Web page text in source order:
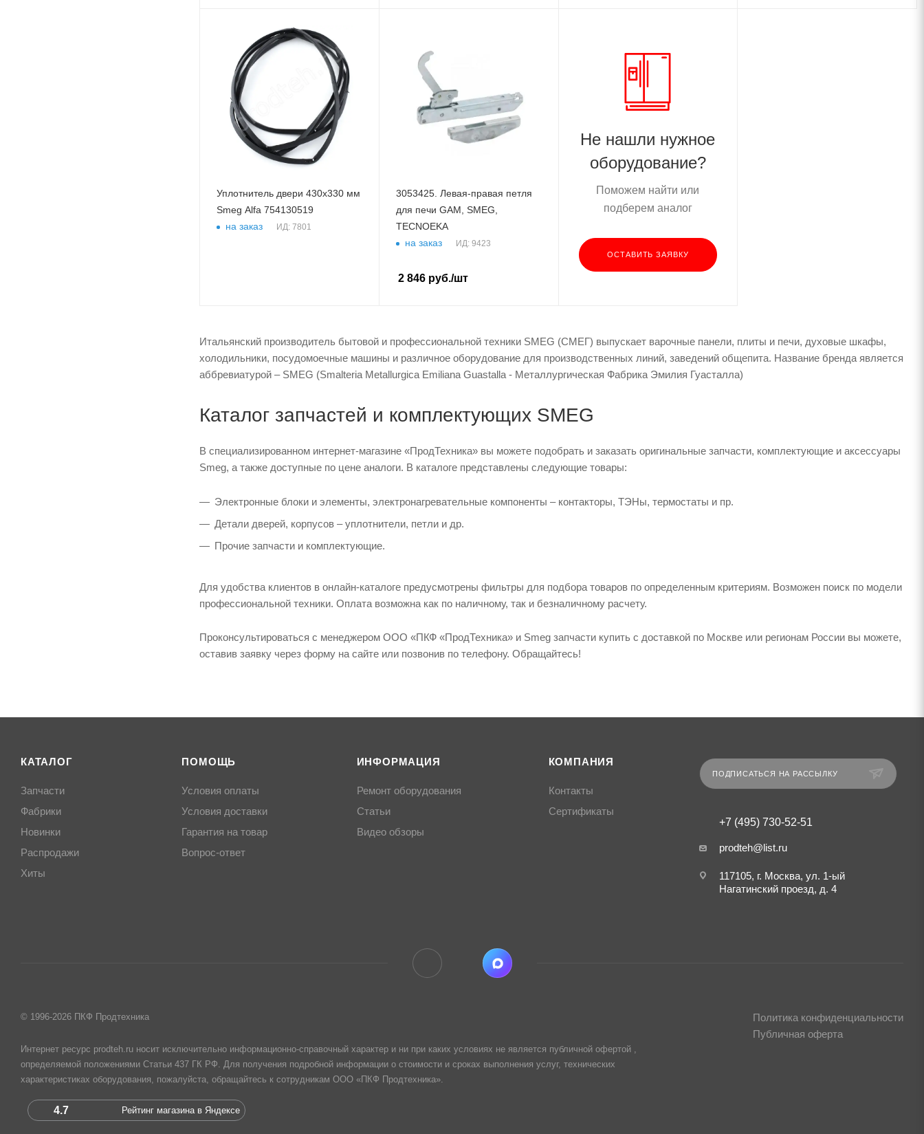
Уплотнитель двери 430х330 мм
Smeg Alfa 754130519
на заказ
ИД: 7801
3053425. Левая-правая петля
для печи GAM, SMEG,
TECNOEKA
на заказ
ИД: 9423
2 846руб./шт
Не нашли нужное
оборудование?
Поможем найти или
подберем аналог
ОСТАВИТЬ ЗАЯВКУ
Итальянский производитель бытовой и профессиональной техники SMEG (СМЕГ) выпускает варочные панели, плиты и печи, духовые шкафы,
холодильники, посудомоечные машины и различное оборудование для производственных линий, заведений общепита. Название бренда является
аббревиатурой – SMEG (Smalteria Metallurgica Emiliana Guastalla - Металлургическая Фабрика Эмилия Гуасталла)
Каталог запчастей и комплектующих SMEG
В специализированном интернет-магазине «ПродТехника» вы можете подобрать и заказать оригинальные запчасти, комплектующие и аксессуары
Smeg, а также доступные по цене аналоги. В каталоге представлены следующие товары:
Электронные блоки и элементы, электронагревательные компоненты – контакторы, ТЭНы, термостаты и пр.
Детали дверей, корпусов – уплотнители, петли и др.
Прочие запчасти и комплектующие.
Для удобства клиентов в онлайн-каталоге предусмотрены фильтры для подбора товаров по определенным критериям. Возможен поиск по модели
профессиональной техники. Оплата возможна как по наличному, так и безналичному расчету.
Проконсультироваться с менеджером ООО «ПКФ «ПродТехника» и Smeg запчасти купить с доставкой по Москве или регионам России вы можете,
оставив заявку через форму на сайте или позвонив по телефону. Обращайтесь!
КАТАЛОГ
Запчасти
Фабрики
Новинки
Распродажи
Хиты
ПОМОЩЬ
Условия оплаты
Условия доставки
Гарантия на товар
Вопрос-ответ
ИНФОРМАЦИЯ
Ремонт оборудования
Статьи
Видео обзоры
КОМПАНИЯ
Контакты
Сертификаты
ПОДПИСАТЬСЯ НА РАССЫЛКУ
+7 (495) 730-52-51
prodteh@list.ru
117105, г. Москва, ул. 1-ый
Нагатинский проезд, д. 4
Политика конфиденциальности
Публичная оферта
© 1996-2026 ПКФ Продтехника
Интернет ресурс prodteh.ru носит исключительно информационно-справочный характер и ни при каких условиях не является публичной офертой ,
определяемой положениями Статьи 437 ГК РФ. Для получения подробной информации о стоимости и сроках выполнения услуг, технических
характеристиках оборудования, пожалуйста, обращайтесь к сотрудникам ООО «ПКФ Продтехника».
4.7 Рейтинг магазина в Яндексе